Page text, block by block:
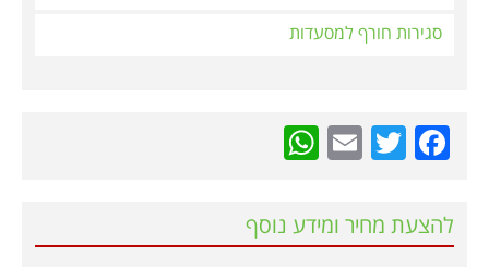
סגירות חורף למסעדות
Facebook
Twitter
Email
להצעת מחיר ומידע נוסף